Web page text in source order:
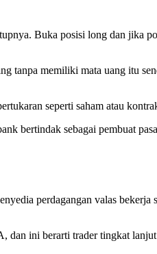
Buka posisi long dan jika
tanpa memiliki mata uang itu
seperti saham atau
bertindak sebagai pembuat
perdagangan valas bekerja
dan ini berarti trader tingkat